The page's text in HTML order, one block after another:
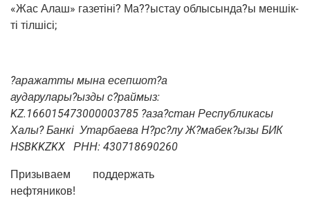
«Жас Алаш» газетіні? Ма??ыстау облысында?ы мен­шік­
ті тілшісі;
?ара­жат­ты мына есепшот?а
аударулары?ызды с?раймыз:
KZ.166015473000003785 ?аза?стан Рес­пуб­ли­ка­сы
Халы? Бан­кі Утар­ба­е­ва Н?рс?лу Ж?мабек?ызы БИК
HSBKKZKX
РНН: 430718690260
При­зы­ва­ем
под­дер­жать
нефтяников!